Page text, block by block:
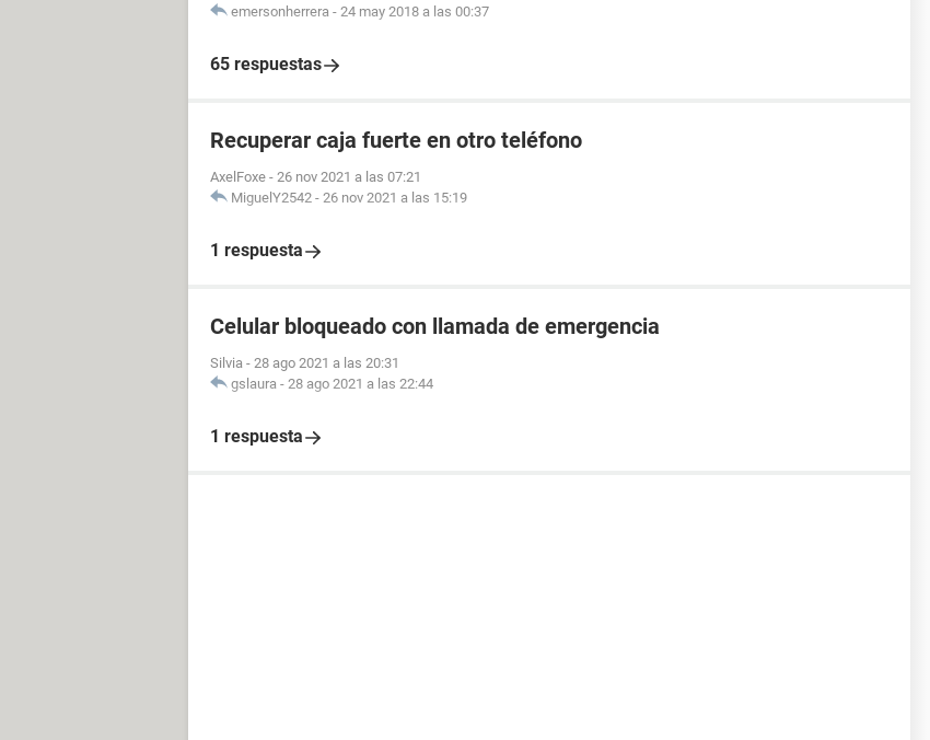
emersonherrera - 24 may 2018 a las 00:37
65 respuestas
Recuperar caja fuerte en otro teléfono
AxelFoxe - 26 nov 2021 a las 07:21
MiguelY2542 - 26 nov 2021 a las 15:19
1 respuesta
Celular bloqueado con llamada de emergencia
Silvia - 28 ago 2021 a las 20:31
gslaura - 28 ago 2021 a las 22:44
1 respuesta